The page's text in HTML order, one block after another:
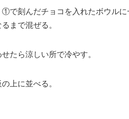
で刻んだチョコを入れたボウルに
まで混ぜる。
たら涼しい所で冷やす。
上に並べる。